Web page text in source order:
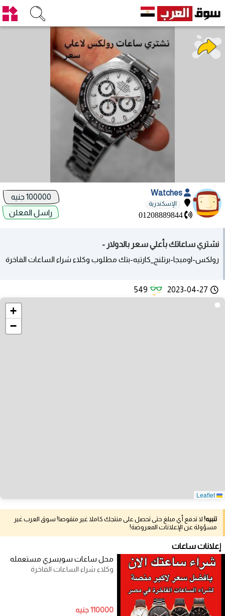
الإسكندرية
01208889844
راسل المعلن
نشتري ساعاتك بأعلي سعر بالدولار -
رولكس-اومبجا-برتلنج_كارتيه-بتك مطلوب وكلاء شراء الساعات الفاخرة
2023-04-27
549
+
−
تنبيه! لا تدفع أي مبلغ حتى تحصل على منتجك كاملا غير منقوصا! سوق العرب غير
مسؤولة عن الإعلانات المعروضة!
إعلانات ساعات
محل ساعات سويسري مستعمله
وكلاء شراء الساعات الفاخرة
110000 جنيه